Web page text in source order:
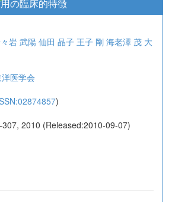
の臨床的特徴
岩 武陽仙田 晶子 王子 剛 海老澤 茂 大
医学会
)
2010 (Released:2010-09-07)